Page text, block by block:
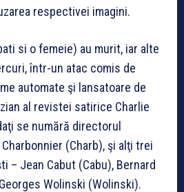
respectivei imagini.
si o femeie) au murit, iar alte
într-un atac comis de
automate şi lansatoare de
al revistei satirice Charlie
se numără directorul
(Charb), şi alţi trei
– Jean Cabut (Cabu), Bernard
Wolinski (Wolinski).